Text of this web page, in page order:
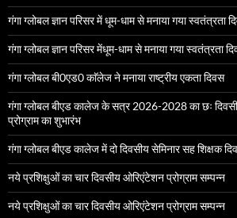
गंगा ग्लोबल ज्ञान परिसर में धूम-धाम से मनाया गया स्वतंत्रता
गंगा ग्लोबल ज्ञान परिसर मेंधूम-धाम से मनाया गया स्वतंत्रता
गंगा ग्लोबल बी0एड0 काॅलेज ने मनाया राष्ट्रीय एकता दिवस
गंगा ग्लोबल बीएड कालेज के सत्र 2026-2028 का छः
प्रोग्राम का शुभारंभ
गंगा ग्लोबल बीएड कालेज में दो दिवसीय सेमिनार सह शिक्षक
नये प्रशिक्षुओं का चार दिवसीय ओरिएंटेशन प्रोग्राम सम्पन्न
नये प्रशिक्षुओं का चार दिवसीय ओरिएंटेशन प्रोग्राम सम्पन्न